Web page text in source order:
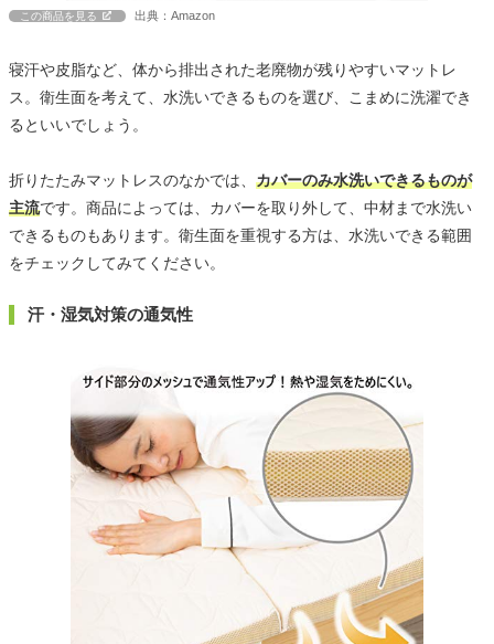
この商品を見る 出典：Amazon
寝汗や皮脂など、体から排出された老廃物が残りやすいマットレ
ス。衛生面を考えて、水洗いできるものを選び、こまめに洗濯でき
るといいでしょう。
折りたたみマットレスのなかでは、 カバーのみ水洗いできるものが
主流です。商品によっては、カバーを取り外して、中材まで水洗い
できるものもあります。衛生面を重視する方は、水洗いできる範囲
をチェックしてみてください。
汗・湿気対策の通気性